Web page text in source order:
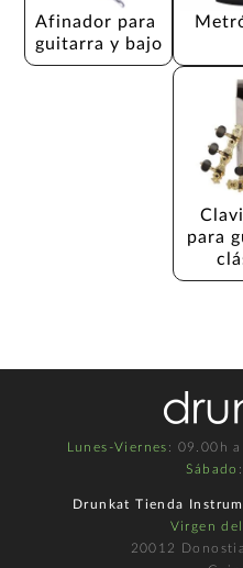
Afinador para
guitarra y bajo
para
Lunes-Viernes : 09.00h
Sábado
Drunkat Tienda
Virgen
20012